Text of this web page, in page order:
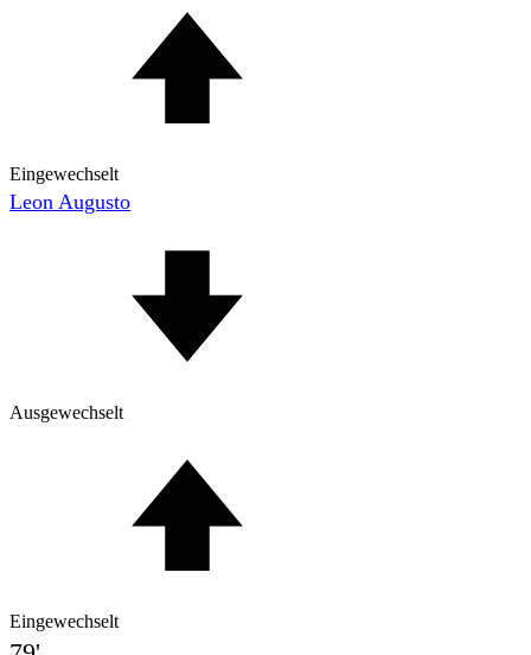
Eingewechselt
Leon Augusto
Ausgewechselt
Eingewechselt